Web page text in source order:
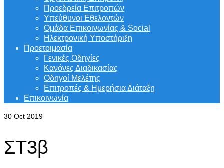
Προεδρεία Επιτροπών
Υπεύθυνοι Εθελοντών
Ομάδα Επικοινωνίας & Social
Ηλεκτρονική Υποστήριξη
Προετοιμασία
Γενικές Οδηγίες
Κανόνες Διαδικασίας
Οδηγοί Μελέτης
Επιτροπές & Ημερήσια Διάταξη
Επικοινωνία
30 Oct 2019
ΣΤ3β